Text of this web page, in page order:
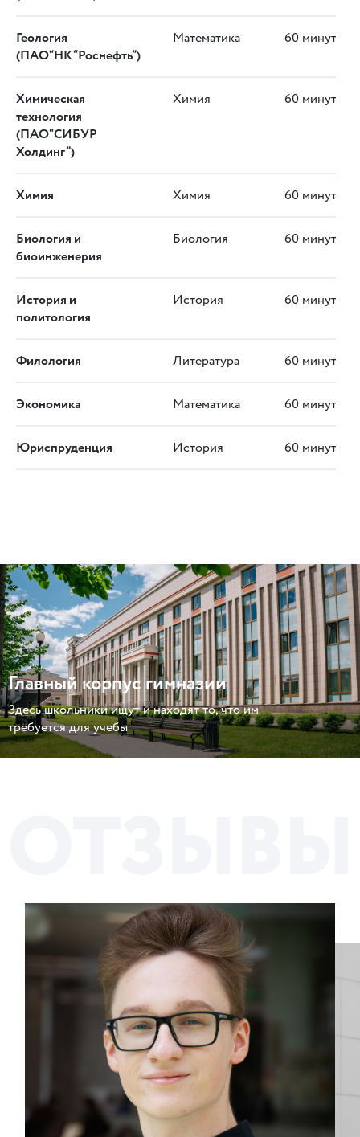
Геология
(ПАО“НК“Роснефть”)
Математика 60 минут
Химическая
технология
(ПАО“СИБУР
Холдинг”)
Химия 60 минут
Химия Химия 60 минут
Биология и
биоинженерия
Биология 60 минут
История и
политология
История 60 минут
Филология Литература 60 минут
Экономика Математика 60 минут
Юриспруденция История 60 минут
Главный корпус гимназии
Здесь школьники ищут и находят то, что им
требуется для учебы